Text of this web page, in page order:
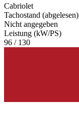
Cabriolet
Tachostand (abgelesen)
Nicht angegeben
Leistung (kW/PS)
96 / 130